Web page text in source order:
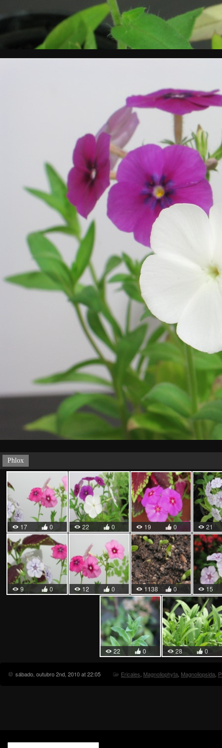
Phlox
17 0 22 0 19 0 21
9 0 12 0 1138 0 15
22 0 28 0
sábado, outubro 2nd, 2010 at 22:05 Ericales Magnoliophyta Magnoliopsida